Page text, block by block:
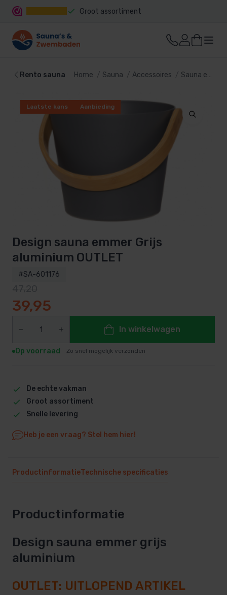
Groot assortiment
Rento sauna Home Sauna Accessoires Sauna emmer
Laatste kans Aanbieding
Design sauna emmer Grijs
aluminium OUTLET
#SA-601176
39,95
In winkelwagen
Op voorraad Zo snel mogelijk verzonden
De echte vakman
Groot assortiment
Snelle levering
Heb je een vraag? Stel hem hier!
ProductinformatieTechnische specificaties
Productinformatie
Design sauna emmer grijs
aluminium
OUTLET: UITLOPEND ARTIKEL